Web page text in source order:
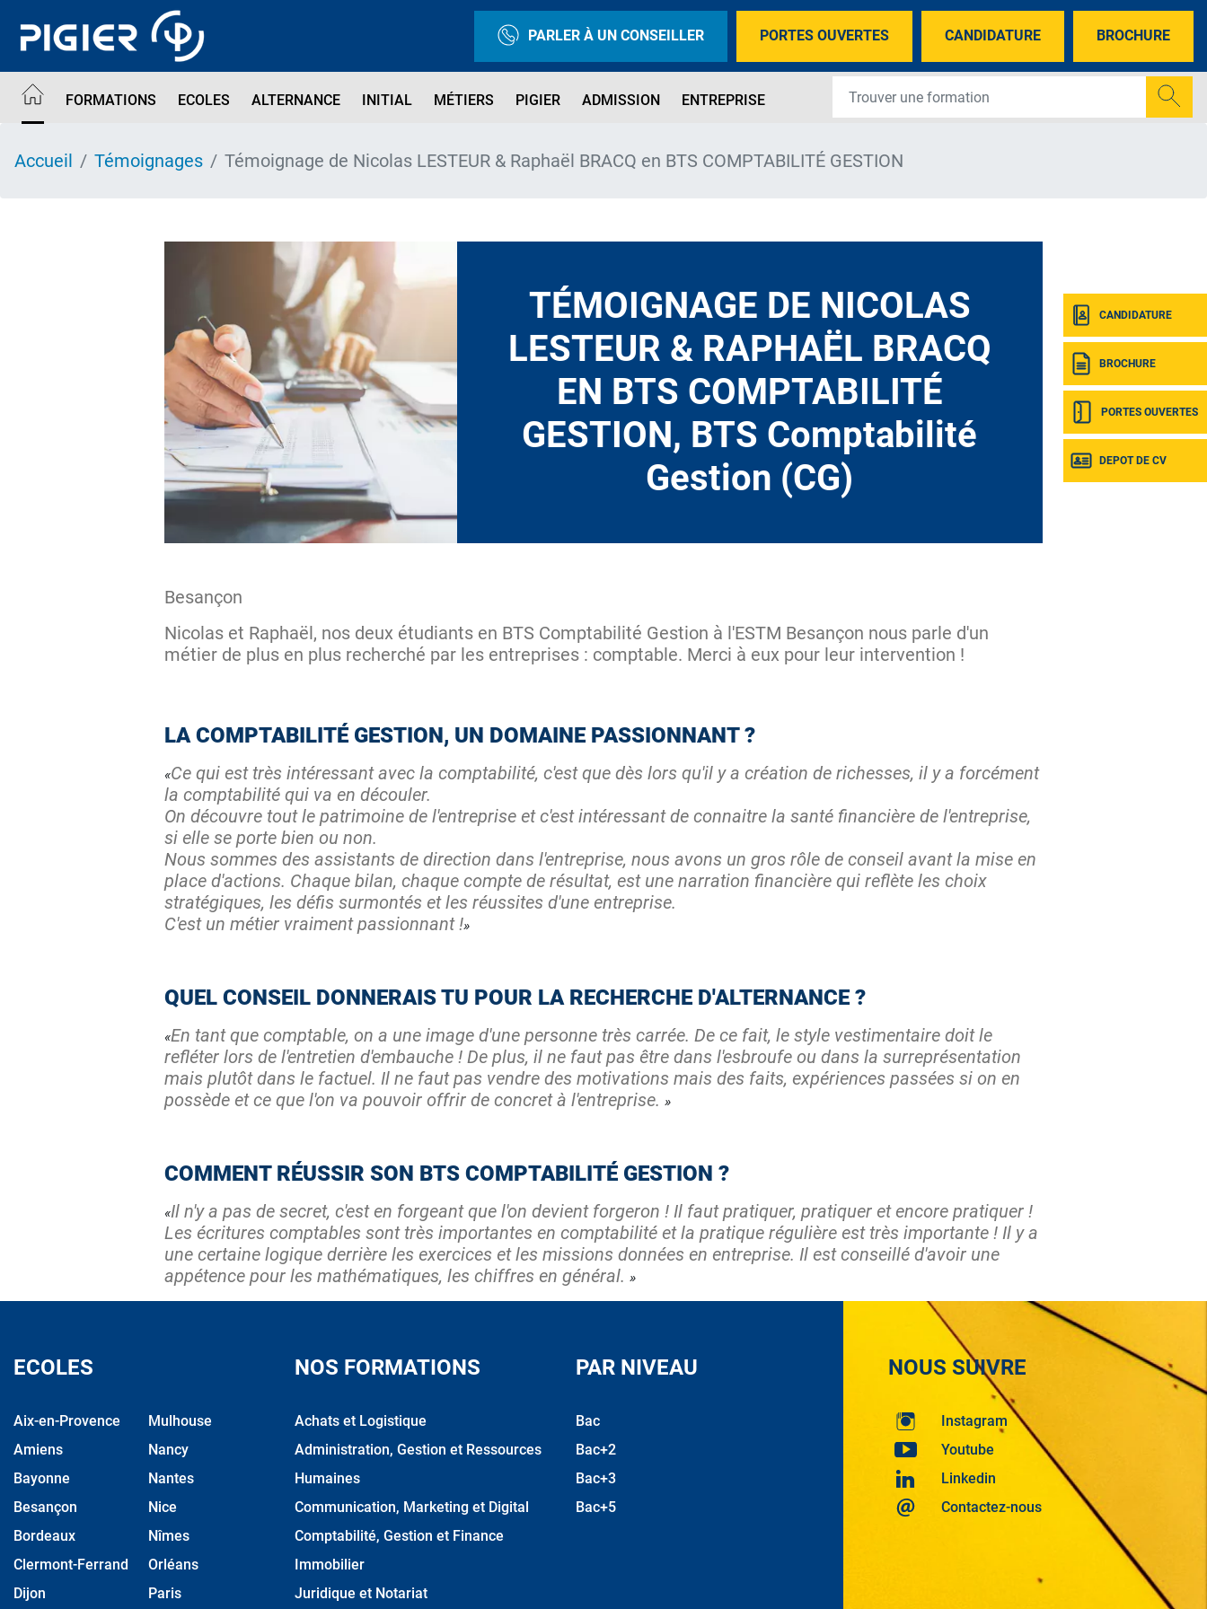
contenu
PARLER À UN CONSEILLER PORTES OUVERTES CANDIDATURE BROCHURE
FORMATIONS ECOLES ALTERNANCE INITIAL MÉTIERS PIGIER ADMISSION ENTREPRISE
CANDIDATURE
BROCHURE
PORTES OUVERTES
DEPOT DE CV
Accueil Témoignages Témoignage de Nicolas LESTEUR & Raphaël BRACQ en BTS COMPTABILITÉ GESTION
TÉMOIGNAGE DE NICOLAS
LESTEUR & RAPHAËL BRACQ
EN BTS COMPTABILITÉ
GESTION, BTS Comptabilité
Gestion (CG)
Besançon
Nicolas et Raphaël, nos deux étudiants en BTS Comptabilité Gestion à l'ESTM Besançon nous parle d'un
métier de plus en plus recherché par les entreprises : comptable. Merci à eux pour leur intervention !
LA COMPTABILITÉ GESTION, UN DOMAINE PASSIONNANT ?
Ce qui est très intéressant avec la comptabilité, c'est que dès lors qu'il y a création de richesses, il y a forcément
la comptabilité qui va en découler.
On découvre tout le patrimoine de l'entreprise et c'est intéressant de connaitre la santé financière de l'entreprise,
si elle se porte bien ou non.
Nous sommes des assistants de direction dans l'entreprise, nous avons un gros rôle de conseil avant la mise en
place d'actions. Chaque bilan, chaque compte de résultat, est une narration financière qui reflète les choix
stratégiques, les défis surmontés et les réussites d'une entreprise.
C'est un métier vraiment passionnant !
QUEL CONSEIL DONNERAIS TU POUR LA RECHERCHE D'ALTERNANCE ?
En tant que comptable, on a une image d'une personne très carrée. De ce fait, le style vestimentaire doit le
refléter lors de l'entretien d'embauche ! De plus, il ne faut pas être dans l'esbroufe ou dans la surreprésentation
mais plutôt dans le factuel. Il ne faut pas vendre des motivations mais des faits, expériences passées si on en
possède et ce que l'on va pouvoir offrir de concret à l'entreprise.
COMMENT RÉUSSIR SON BTS COMPTABILITÉ GESTION ?
Il n'y a pas de secret, c'est en forgeant que l'on devient forgeron ! Il faut pratiquer, pratiquer et encore pratiquer !
Les écritures comptables sont très importantes en comptabilité et la pratique régulière est très importante ! Il y a
une certaine logique derrière les exercices et les missions données en entreprise. Il est conseillé d'avoir une
appétence pour les mathématiques, les chiffres en général.
ECOLES
Aix-en-Provence
Amiens
Bayonne
Besançon
Bordeaux
Clermont-Ferrand
Dijon
Mulhouse
Nancy
Nantes
Nice
Nîmes
Orléans
Paris
NOS FORMATIONS
Achats et Logistique
Administration, Gestion et Ressources
Humaines
Communication, Marketing et Digital
Comptabilité, Gestion et Finance
Immobilier
Juridique et Notariat
PAR NIVEAU
Bac
Bac+2
Bac+3
Bac+5
NOUS SUIVRE
Instagram
Youtube
Linkedin
Contactez-nous